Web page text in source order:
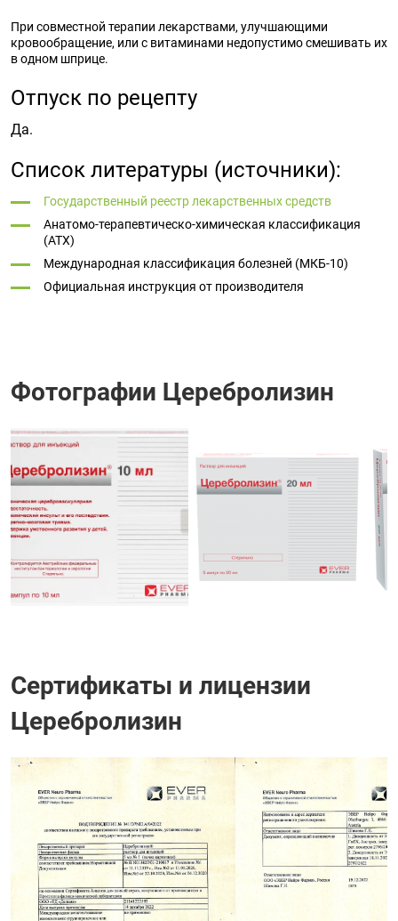
При совместной терапии лекарствами, улучшающими
кровообращение, или с витаминами недопустимо смешивать их
в одном шприце.
Отпуск по рецепту
Да.
Список литературы (источники):
Государственный реестр лекарственных средств
Анатомо-терапевтическо-химическая классификация
(ATX)
Международная классификация болезней (МКБ-10)
Официальная инструкция от производителя
Фотографии Церебролизин
Сертификаты и лицензии
Церебролизин